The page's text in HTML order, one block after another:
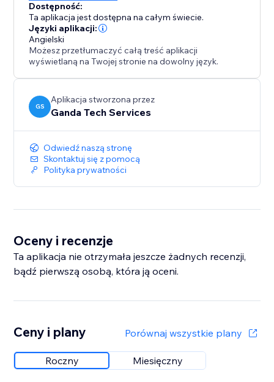
Dostępność:
Ta aplikacja jest dostępna na całym świecie.
Języki aplikacji:
Angielski
Możesz przetłumaczyć całą treść aplikacji
wyświetlaną na Twojej stronie na dowolny język.
GS
Aplikacja stworzona przez
Ganda Tech Services
Odwiedź naszą stronę
Skontaktuj się z pomocą
Polityka prywatności
Oceny i recenzje
Ta aplikacja nie otrzymała jeszcze żadnych recenzji,
bądź pierwszą osobą, która ją oceni.
Ceny i plany Porównaj wszystkie plany
Roczny Miesięczny